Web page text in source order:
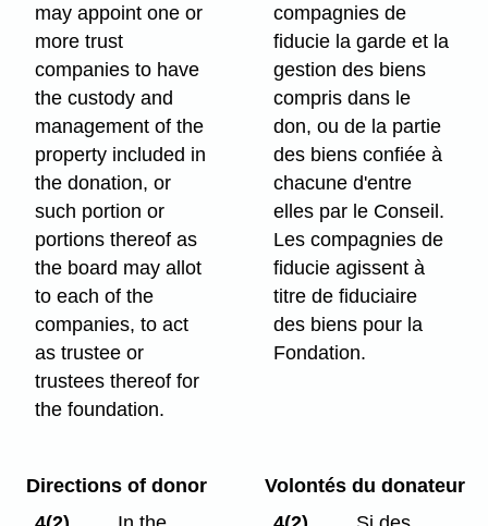
may appoint one or
more trust
companies to have
the custody and
management of the
property included in
the donation, or
such portion or
portions thereof as
the board may allot
to each of the
companies, to act
as trustee or
trustees thereof for
the foundation.
compagnies de
fiducie la garde et la
gestion des biens
compris dans le
don, ou de la partie
des biens confiée à
chacune d'entre
elles par le Conseil.
Les compagnies de
fiducie agissent à
titre de fiduciaire
des biens pour la
Fondation.
Directions of donor
Volontés du donateur